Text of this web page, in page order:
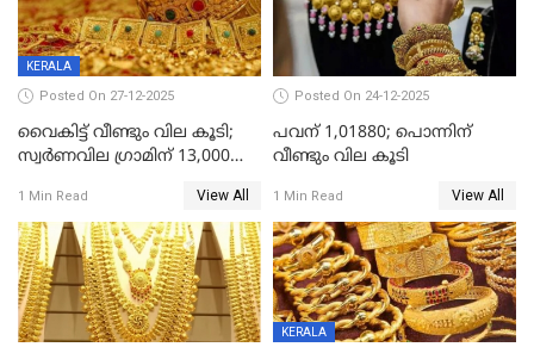
KERALA
Posted On 27-12-2025
വൈകിട്ട് വീണ്ടും വില കൂടി;
സ്വർണവില ഗ്രാമിന് 13,000
റെക്കോർഡ്
1 Min Read View All
Posted On 24-12-2025
പവന് 1,01880; പൊന്നിന്
വീണ്ടും വില കൂടി
1 Min Read View All
KERALA